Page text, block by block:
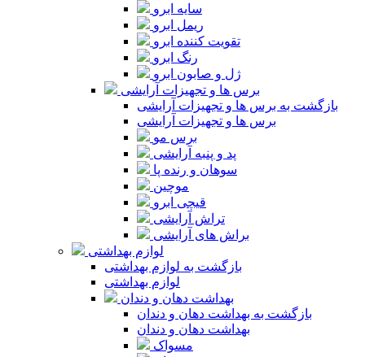
سایه ابرو
ریمل ابرو
تقویت کننده ابرو
رنگ ابرو
ژل و صابون ابرو
برس ها و تجهیزات آرایشی
بازگشت به برس ها و تجهیزات آرایشی
برس ها و تجهیزات آرایشی
برس مو
پد و پنبه آرایشی
سوهان و رنده پا
موچین
قیچی ابرو
تراش آرایشی
براش های آرایشی
لوازم بهداشتی
بازگشت به لوازم بهداشتی
لوازم بهداشتی
بهداشت دهان و دندان
بازگشت به بهداشت دهان و دندان
بهداشت دهان و دندان
مسواک